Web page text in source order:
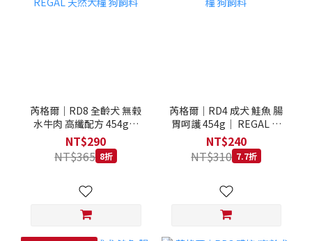
芮格爾｜RD8 全齡犬 無榖
水牛肉 高纖配方 454g｜
REGAL 天然犬糧 狗飼料
NT$290
NT$365 8折
芮格爾｜RD4 成犬 鮭魚 腸
胃呵護 454g｜ REGAL 天
然犬糧 狗飼料
NT$240
NT$310 7.7折